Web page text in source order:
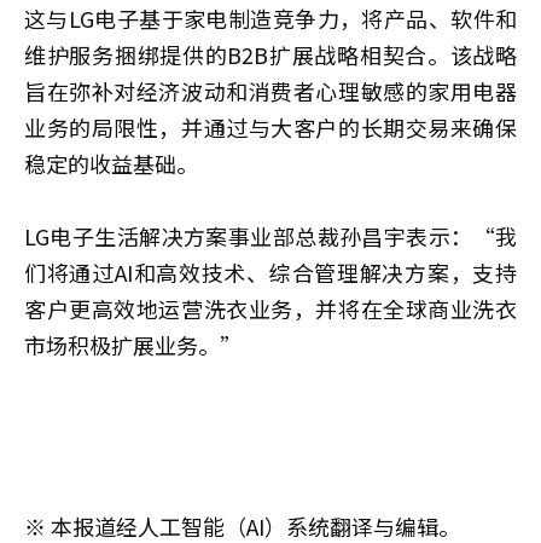
这与LG电子基于家电制造竞争力，将产品、软件和
维护服务捆绑提供的B2B扩展战略相契合。该战略
旨在弥补对经济波动和消费者心理敏感的家用电器
业务的局限性，并通过与大客户的长期交易来确保
稳定的收益基础。
LG电子生活解决方案事业部总裁孙昌宇表示：“我
们将通过AI和高效技术、综合管理解决方案，支持
客户更高效地运营洗衣业务，并将在全球商业洗衣
市场积极扩展业务。”
※ 本报道经人工智能（AI）系统翻译与编辑。